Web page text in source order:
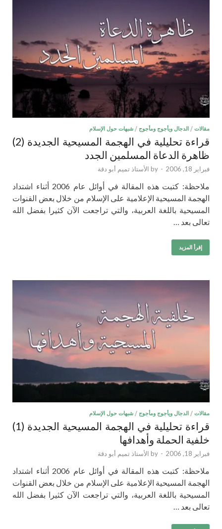
مقالات / الدجال ويأجوج ومأجوج / شبهات حول الإسلام
قراءة تحليلية في الهجمة المسيحية الجديدة (2)
ظاهرة الدعاة المسلمين الجدد
فبراير 18, 2006 -
by الأستاذ تميم أبو دقة
ملاحظة: كتبت هذه المقالة في أوائل عام 2006 أثناء اشتداد
الهجمة المسيحية الإعلامية على الإسلام من خلال بعض القنوات
المسيحية باللغة العربية، والتي تراجعت الآن كثيرا بفضل الله
تعالى بعد …
إقرأ المزيد
مقالات / الدجال ويأجوج ومأجوج / شبهات حول الإسلام
قراءة تحليلية في الهجمة المسيحية الجديدة (1)
خلفية الحملة وأهدافها
فبراير 18, 2006 -
by الأستاذ تميم أبو دقة
ملاحظة: كتبت هذه المقالة في أوائل عام 2006 أثناء اشتداد
الهجمة المسيحية الإعلامية على الإسلام من خلال بعض القنوات
المسيحية باللغة العربية، والتي تراجعت الآن كثيرا بفضل الله
تعالى بعد …